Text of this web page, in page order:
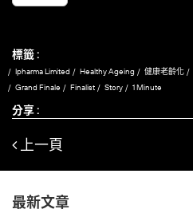
標籤 :
Ipharma Limited Healthy Ageing 健康老齡化
Grand Finale
Finalist Story 1 Minute
分享 :
上一頁
最新文章